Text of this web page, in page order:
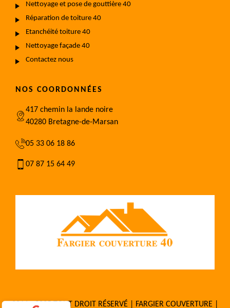
Nettoyage et pose de gouttière 40
Réparation de toiture 40
Etanchéité toiture 40
Nettoyage façade 40
Contactez nous
NOS COORDONNÉES
417 chemin la lande noire
40280 Bretagne-de-Marsan
05 33 06 18 86
07 87 15 64 49
2016 - 2025 TOUT DROIT RÉSERVÉ | FARGIER COUVERTURE |